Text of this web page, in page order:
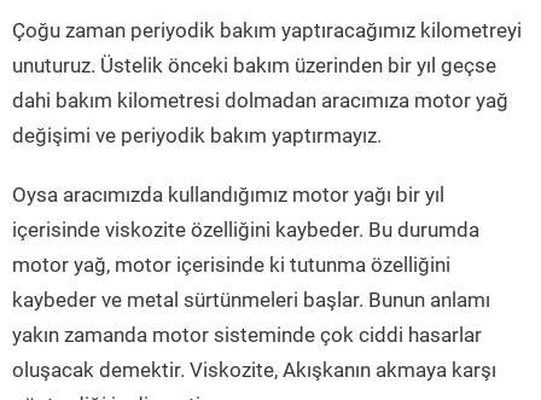
Çoğu zaman periyodik bakım yaptıracağımız kilometreyi
unuturuz. Üstelik önceki bakım üzerinden bir yıl geçse
dahi bakım kilometresi dolmadan aracımıza motor yağ
değişimi ve periyodik bakım yaptırmayız.
Oysa aracımızda kullandığımız motor yağı bir yıl
içerisinde viskozite özelliğini kaybeder. Bu durumda
motor yağ, motor içerisinde ki tutunma özelliğini
kaybeder ve metal sürtünmeleri başlar. Bunun anlamı
yakın zamanda motor sisteminde çok ciddi hasarlar
oluşacak demektir. Viskozite, Akışkanın akmaya karşı